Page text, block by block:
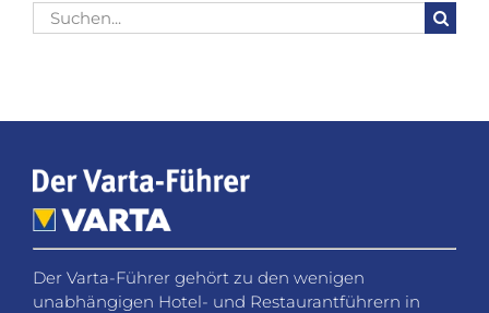
Suche
nach:
Der Varta-Führer gehört zu den wenigen
unabhängigen Hotel- und Restaurantführern in